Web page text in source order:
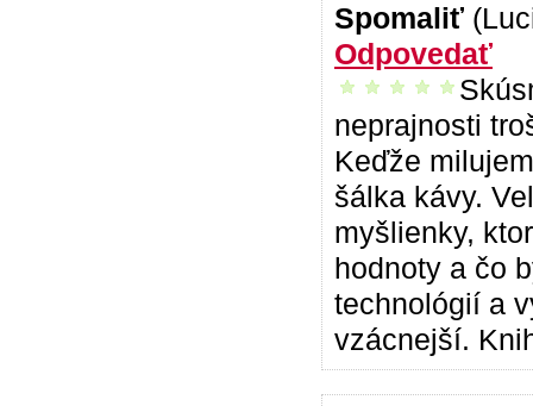
Spomaliť
Odpovedať
vrelo odporúčam
neprajnosti
Keďže
šálka kávy.
myšlienky,
hodnoty a čo
technológií a
vzácnejší.